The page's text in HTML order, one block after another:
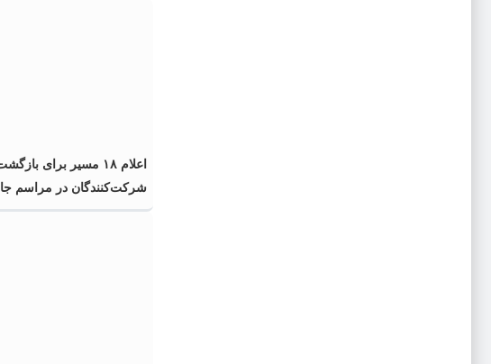
اعلام ۱۸ مسیر برای
شرکت‌کنندگان در مراسم
اربعین